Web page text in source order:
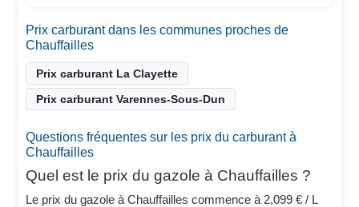
Prix carburant dans les communes proches de
Chauffailles
Prix carburant La Clayette
Prix carburant Varennes-Sous-Dun
Questions fréquentes sur les prix du carburant à
Chauffailles
Quel est le prix du gazole à Chauffailles ?
Le prix du gazole à Chauffailles commence à 2,099 € / L